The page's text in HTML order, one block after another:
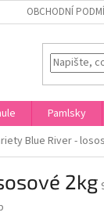
OBCHODNÍ
Pamlsky
Blue River -
2kg